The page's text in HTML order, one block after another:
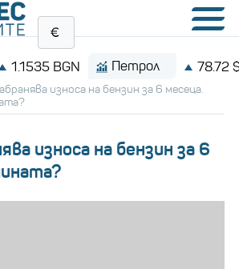
BGN Петрол 78.72 $/
износа на бензин за 6 месеца.
износа на бензин за 6